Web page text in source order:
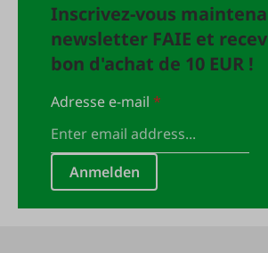
Inscrivez-vous
newsletter FAIE et
bon d'achat de 10 EUR !
Adresse e-mail*
Anmelden